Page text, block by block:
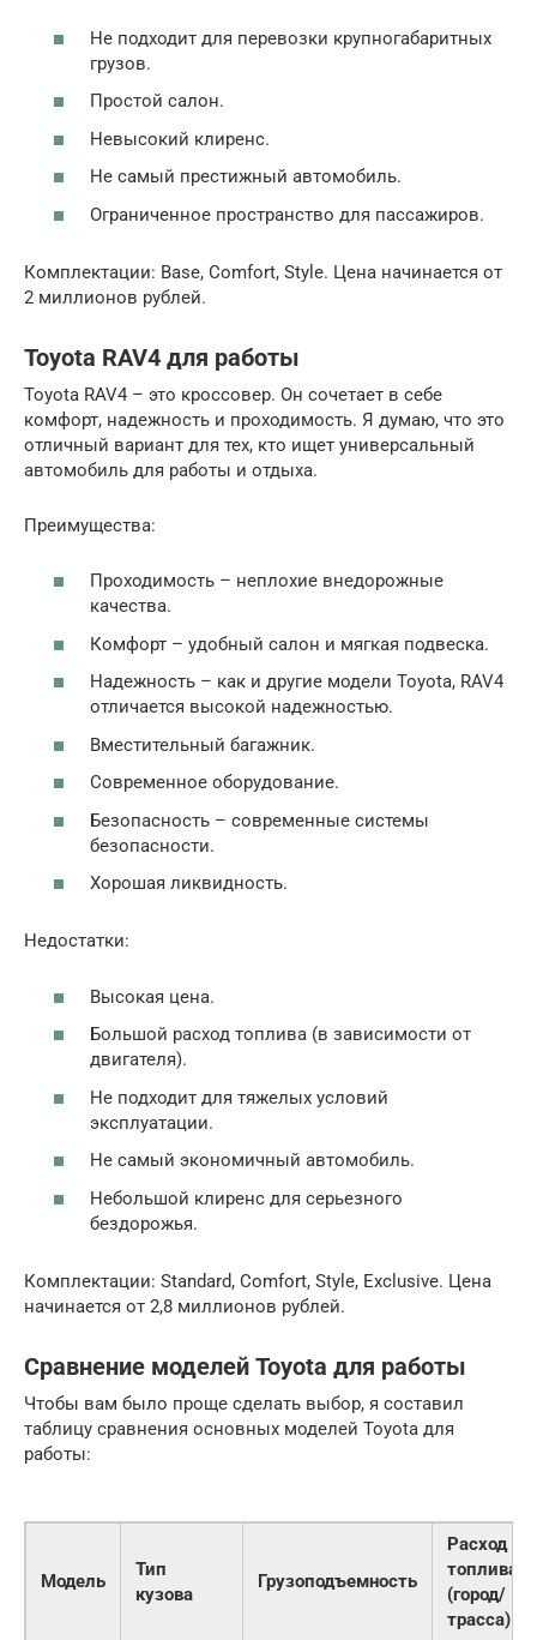
Не подходит для перевозки крупногабаритных
грузов.
Простой салон.
Невысокий клиренс.
Не самый престижный автомобиль.
Ограниченное пространство для пассажиров.
Комплектации: Base, Comfort, Style. Цена начинается от
2 миллионов рублей.
Toyota RAV4 для работы
Toyota RAV4 – это кроссовер. Он сочетает в себе
комфорт, надежность и проходимость. Я думаю, что это
отличный вариант для тех, кто ищет универсальный
автомобиль для работы и отдыха.
Преимущества:
Проходимость – неплохие внедорожные
качества.
Комфорт – удобный салон и мягкая подвеска.
Надежность – как и другие модели Toyota, RAV4
отличается высокой надежностью.
Вместительный багажник.
Современное оборудование.
Безопасность – современные системы
безопасности.
Хорошая ликвидность.
Недостатки:
Высокая цена.
Большой расход топлива (в зависимости от
двигателя).
Не подходит для тяжелых условий
эксплуатации.
Не самый экономичный автомобиль.
Небольшой клиренс для серьезного
бездорожья.
Комплектации: Standard, Comfort, Style, Exclusive. Цена
начинается от 2,8 миллионов рублей.
Сравнение моделей Toyota для работы
Чтобы вам было проще сделать выбор, я составил
таблицу сравнения основных моделей Toyota для
работы:
Модель
Тип
кузова
Грузоподъемность
Расход
топлива
(город/
трасса)